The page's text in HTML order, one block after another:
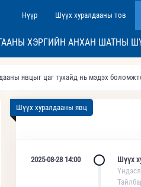
Нүүр Шүүх хуралдааны тов
ХЭРГИЙН АНХАН ШАТНЫ
явцыг цаг тухайд нь мэдэх
Шүүх хуралдааны явц
2025-08-28 14:00
Шүүх